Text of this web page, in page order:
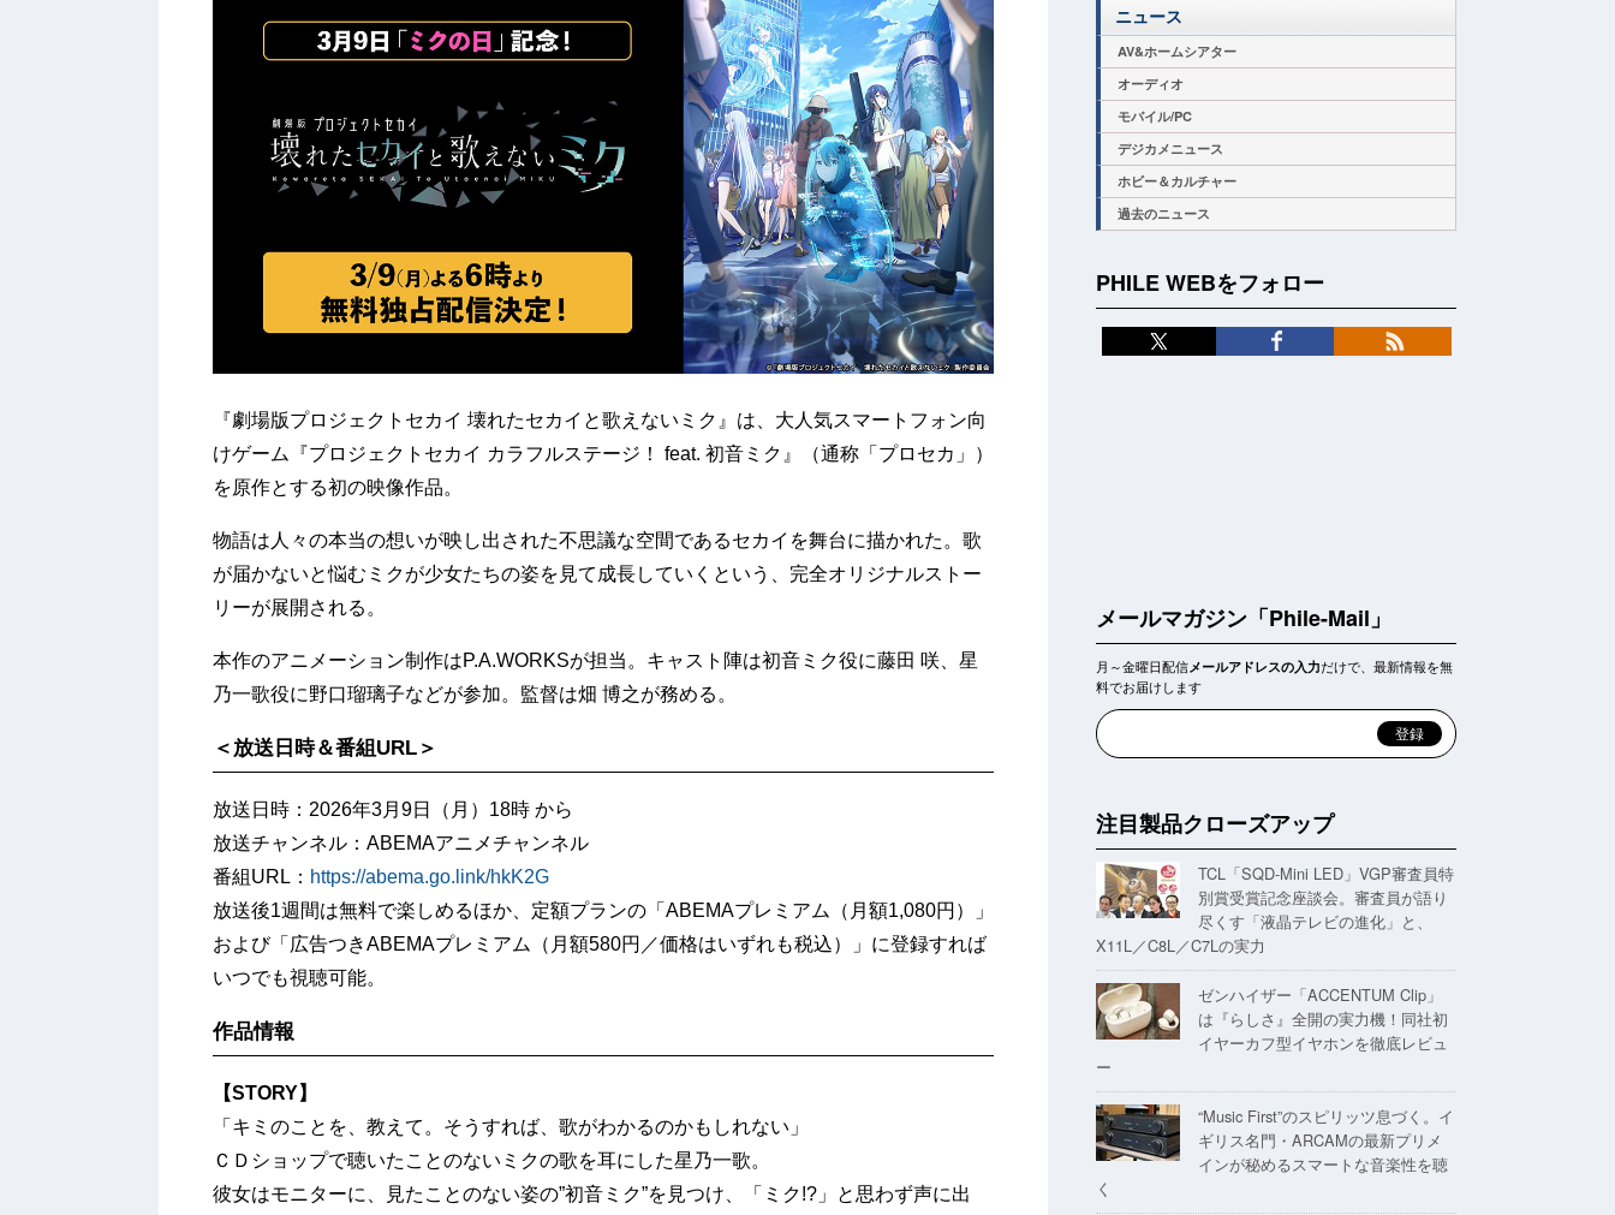
『劇場版プロジェクトセカイ 壊れたセカイと歌えないミク』は、大人気スマートフォン向
けゲーム『プロジェクトセカイ カラフルステージ！ feat. 初音ミク』（通称「プロセカ」）
を原作とする初の映像作品。
物語は人々の本当の想いが映し出された不思議な空間であるセカイを舞台に描かれた。歌
が届かないと悩むミクが少女たちの姿を見て成長していくという、完全オリジナルストー
リーが展開される。
本作のアニメーション制作はP.A.WORKSが担当。キャスト陣は初音ミク役に藤田 咲、星
乃一歌役に野口瑠璃子などが参加。監督は畑 博之が務める。
＜放送日時＆番組URL＞
放送日時：2026年3月9日（月）18時 から
放送チャンネル：ABEMAアニメチャンネル
番組URL： https://abema.go.link/hkK2G
放送後1週間は無料で楽しめるほか、定額プランの「ABEMAプレミアム（月額1,080円）」
および「広告つきABEMAプレミアム（月額580円／価格はいずれも税込）」に登録すれば
いつでも視聴可能。
作品情報
【STORY】
「キミのことを、教えて。そうすれば、歌がわかるのかもしれない」
ＣＤショップで聴いたことのないミクの歌を耳にした星乃一歌。
彼女はモニターに、見たことのない姿の”初音ミク”を見つけ、「ミク!?」と思わず声に出
ニュース
AV&ホームシアター
オーディオ
モバイル/PC
デジカメニュース
ホビー＆カルチャー
過去のニュース
PHILE WEBをフォロー
メールマガジン「Phile-Mail」
月～金曜日配信メールアドレスの入力だけで、最新情報を無
料でお届けします
注目製品クローズアップ
TCL「SQD-Mini LED」VGP審査員特
別賞受賞記念座談会。審査員が語り
尽くす「液晶テレビの進化」と、
X11L／C8L／C7Lの実力
ゼンハイザー「ACCENTUM Clip」
は『らしさ』全開の実力機！同社初
イヤーカフ型イヤホンを徹底レビュ
ー
“Music First”のスピリッツ息づく。イ
ギリス名門・ARCAMの最新プリメ
インが秘めるスマートな音楽性を聴
く